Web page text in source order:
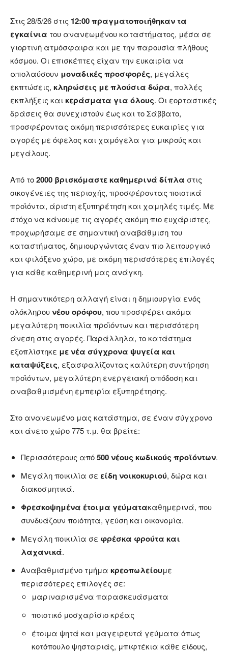
Στις 28/5/26 στις 12:00 πραγματοποιήθηκαν τα
εγκαίνια του ανανεωμένου καταστήματος, μέσα σε
γιορτινή ατμόσφαιρα και με την παρουσία πλήθους
κόσμου. Οι επισκέπτες είχαν την ευκαιρία να
απολαύσουν μοναδικές προσφορές, μεγάλες
εκπτώσεις, κληρώσεις με πλούσια δώρα, πολλές
εκπλήξεις και κεράσματα για όλους. Οι εορταστικές
δράσεις θα συνεχιστούν έως και το Σάββατο,
προσφέροντας ακόμη περισσότερες ευκαιρίες για
αγορές με όφελος και χαμόγελα για μικρούς και
μεγάλους.
Από το2000 βρισκόμαστε καθημερινά δίπλα στις
οικογένειες της περιοχής, προσφέροντας ποιοτικά
προϊόντα, άριστη εξυπηρέτηση και χαμηλές τιμές. Με
στόχο να κάνουμε τις αγορές ακόμη πιο ευχάριστες,
προχωρήσαμε σε σημαντική αναβάθμιση του
καταστήματος, δημιουργώντας έναν πιο λειτουργικό
και φιλόξενο χώρο, με ακόμη περισσότερες επιλογές
για κάθε καθημερινή μας ανάγκη.
Η σημαντικότερη αλλαγή είναι η δημιουργία ενός
ολόκληρουνέου ορόφου, που προσφέρει ακόμα
μεγαλύτερη ποικιλία προϊόντων και περισσότερη
άνεση στις αγορές. Παράλληλα, το κατάστημα
εξοπλίστηκε με νέα σύγχρονα ψυγεία και
καταψύξεις, εξασφαλίζοντας καλύτερη συντήρηση
προϊόντων, μεγαλύτερη ενεργειακή απόδοση και
αναβαθμισμένη εμπειρία εξυπηρέτησης.
Στο ανανεωμένο μας κατάστημα, σε έναν σύγχρονο
και άνετο χώρο 775 τ.μ. θα βρείτε:
Περισσότερους από500 νέους κωδικούς προϊόντων.
Μεγάλη ποικιλία σε είδη νοικοκυριού, δώρα και
διακοσμητικά.
Φρεσκοψημένα έτοιμα γεύματακαθημερινά, που
συνδυάζουν ποιότητα, γεύση και οικονομία.
Μεγάλη ποικιλία σε φρέσκα φρούτα και
λαχανικά.
Αναβαθμισμένο τμήμα κρεοπωλείουμε
περισσότερες επιλογές σε:
μαριναρισμένα παρασκευάσματα
ποιοτικό μοσχαρίσιο κρέας
έτοιμα ψητά και μαγειρευτά γεύματα όπως
κοτόπουλο ψησταριάς, μπιφτέκια κάθε είδους,